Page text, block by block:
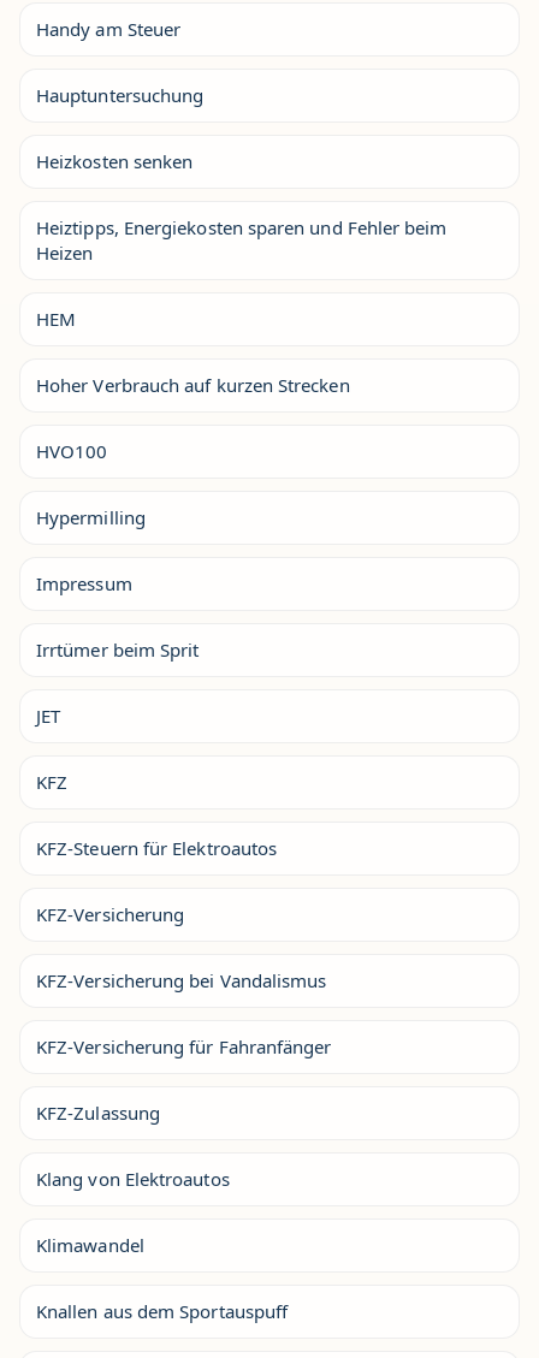
Handy am Steuer
Hauptuntersuchung
Heizkosten senken
Heiztipps, Energiekosten sparen und Fehler beim
Heizen
HEM
Hoher Verbrauch auf kurzen Strecken
HVO100
Hypermilling
Impressum
Irrtümer beim Sprit
JET
KFZ
KFZ-Steuern für Elektroautos
KFZ-Versicherung
KFZ-Versicherung bei Vandalismus
KFZ-Versicherung für Fahranfänger
KFZ-Zulassung
Klang von Elektroautos
Klimawandel
Knallen aus dem Sportauspuff